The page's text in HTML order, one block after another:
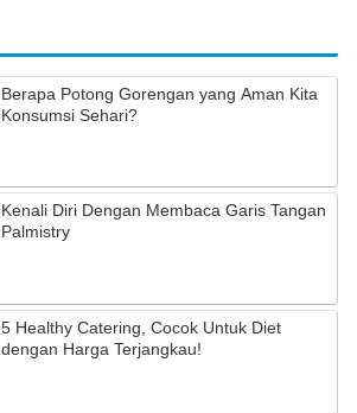
Berapa Potong Gorengan yang Aman Kita
Konsumsi Sehari?
Kenali Diri Dengan Membaca Garis Tangan
Palmistry
5 Healthy Catering, Cocok Untuk Diet
dengan Harga Terjangkau!